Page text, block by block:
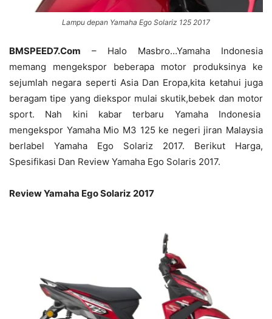
Lampu depan Yamaha Ego Solariz 125 2017
BMSPEED7.Com – Halo Masbro…Yamaha Indonesia
memang mengekspor beberapa motor produksinya ke
sejumlah negara seperti Asia Dan Eropa,kita ketahui juga
beragam tipe yang diekspor mulai skutik,bebek dan motor
sport. Nah kini kabar terbaru Yamaha Indonesia
mengekspor Yamaha Mio M3 125 ke negeri jiran Malaysia
berlabel Yamaha Ego Solariz 2017. Berikut Harga,
Spesifikasi Dan Review Yamaha Ego Solaris 2017.
Review Yamaha Ego Solariz 2017